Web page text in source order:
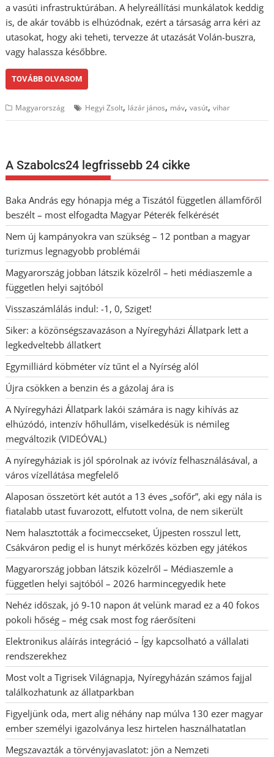
a vasúti infrastruktúrában. A helyreállítási munkálatok keddig
is, de akár tovább is elhúzódnak, ezért a társaság arra kéri az
utasokat, hogy aki teheti, tervezze át utazását Volán-buszra,
vagy halassza későbbre.
TOVÁBB OLVASOM
Magyarország Hegyi Zsolt, lázár jános, máv,vasút,vihar
A Szabolcs24 legfrissebb 24 cikke
Baka András egy hónapja még a Tiszától független államfőről
beszélt – most elfogadta Magyar Péterék felkérését
Nem új kampányokra van szükség – 12 pontban a magyar
turizmus legnagyobb problémái
Magyarország jobban látszik közelről – heti médiaszemle a
független helyi sajtóból
Visszaszámlálás indul: -1, 0, Sziget!
Siker: a közönségszavazáson a Nyíregyházi Állatpark lett a
legkedveltebb állatkert
Egymilliárd köbméter víz tűnt el a Nyírség alól
Újra csökken a benzin és a gázolaj ára is
A Nyíregyházi Állatpark lakói számára is nagy kihívás az
elhúzódó, intenzív hőhullám, viselkedésük is némileg
megváltozik (VIDEÓVAL)
A nyíregyháziak is jól spórolnak az ivóvíz felhasználásával, a
város vízellátása megfelelő
Alaposan összetört két autót a 13 éves „sofőr”, aki egy nála is
fiatalabb utast fuvarozott, elfutott volna, de nem sikerült
Nem halasztották a focimeccseket, Újpesten rosszul lett,
Csákváron pedig el is hunyt mérkőzés közben egy játékos
Magyarország jobban látszik közelről – Médiaszemle a
független helyi sajtóból – 2026 harmincegyedik hete
Nehéz időszak, jó 9-10 napon át velünk marad ez a 40 fokos
pokoli hőség – még csak most fog ráerősíteni
Elektronikus aláírás integráció – Így kapcsolható a vállalati
rendszerekhez
Most volt a Tigrisek Világnapja, Nyíregyházán számos fajjal
találkozhatunk az állatparkban
Figyeljünk oda, mert alig néhány nap múlva 130 ezer magyar
ember személyi igazolványa lesz hirtelen használhatatlan
Megszavazták a törvényjavaslatot: jön a Nemzeti